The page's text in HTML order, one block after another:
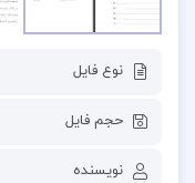
نوع فایل
حجم فایل
نویسنده